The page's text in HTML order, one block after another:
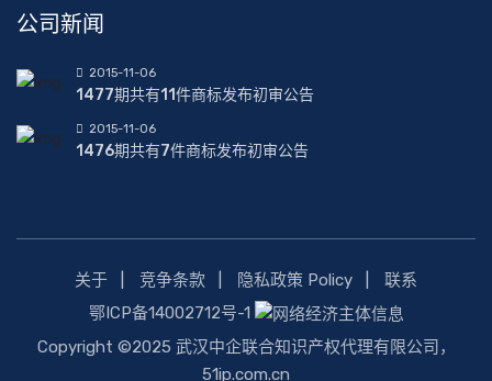
公司新闻
2015-11-06
1477期共有11件商标发布初审公告
2015-11-06
1476期共有7件商标发布初审公告
关于 竞争条款 隐私政策 Policy
联系
鄂ICP备14002712号-1
Copyright ©2025 武汉中企联合知识产权代理有限公司，
51ip.com.cn